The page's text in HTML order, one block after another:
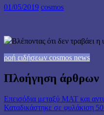
01/05/2019 cosmos
Βλέποντας ότι δεν τραβάει
ροή ειδήσεων cosmos news
Πλοήγηση άρθρων
Επεισόδια μεταξύ ΜΑΤ και
Καταδικάστηκε σε φυλάκιση